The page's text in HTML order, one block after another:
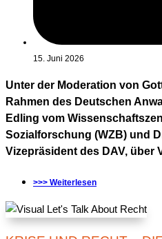
15. Juni 2026
Unter der Moderation von
Rahmen des Deutschen
Edling vom
Sozialforschung (WZB) und
Vizepräsident des DAV, über
>>> Weiterlesen